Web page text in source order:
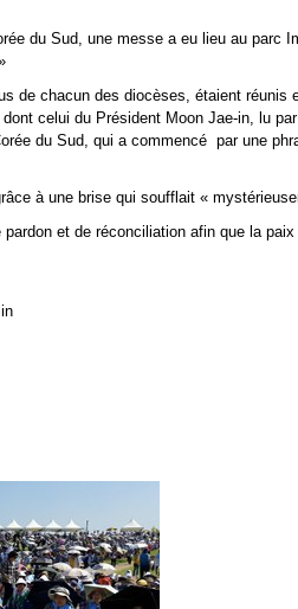
du Sud, une messe a eu lieu au parc
de chacun des diocèses, étaient réunis
celui du Président Moon Jae-in, lu
du Sud, qui a commencé par une
à une brise qui soufflait «
et de réconciliation afin que la